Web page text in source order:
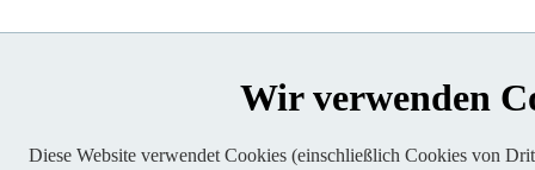
Wir verwenden
Diese Website verwendet Cookies (einschließlich Cookies von